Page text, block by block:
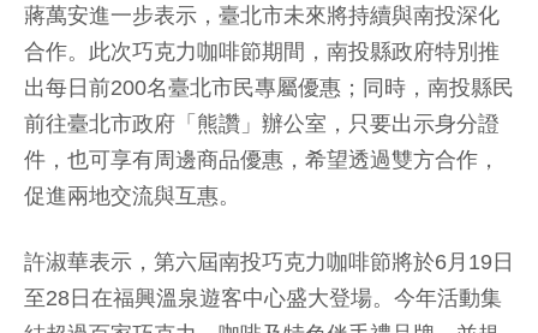
蔣萬安進一步表示，臺北市未來將持續與南投深化
合作。此次巧克力咖啡節期間，南投縣政府特別推
出每日前200名臺北市民專屬優惠；同時，南投縣民
前往臺北市政府「熊讚」辦公室，只要出示身分證
件，也可享有周邊商品優惠，希望透過雙方合作，
促進兩地交流與互惠。
許淑華表示，第六屆南投巧克力咖啡節將於6月19日
至28日在福興溫泉遊客中心盛大登場。今年活動集